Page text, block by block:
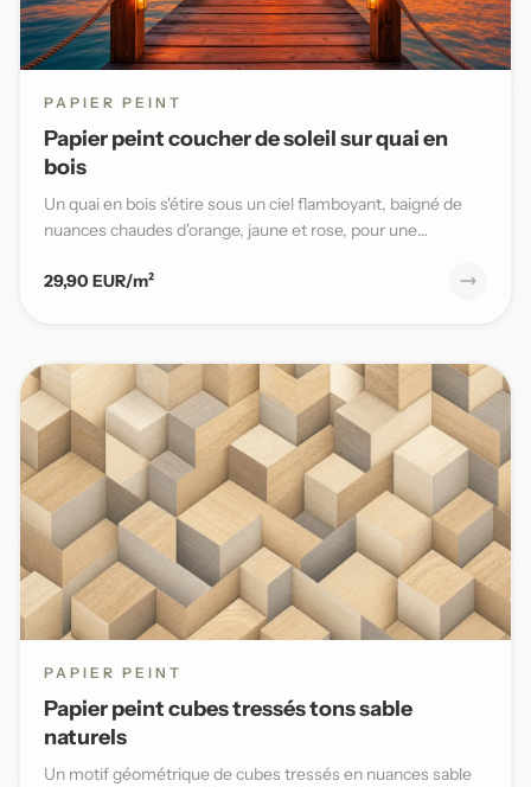
PAPIER PEINT
Papier peint coucher de soleil sur quai en
bois
Un quai en bois s'étire sous un ciel flamboyant, baigné de
nuances chaudes d'orange, jaune et rose, pour une
29,90 EUR/m²
PAPIER PEINT
Papier peint cubes tressés tons sable
naturels
Un motif géométrique de cubes tressés en nuances sable